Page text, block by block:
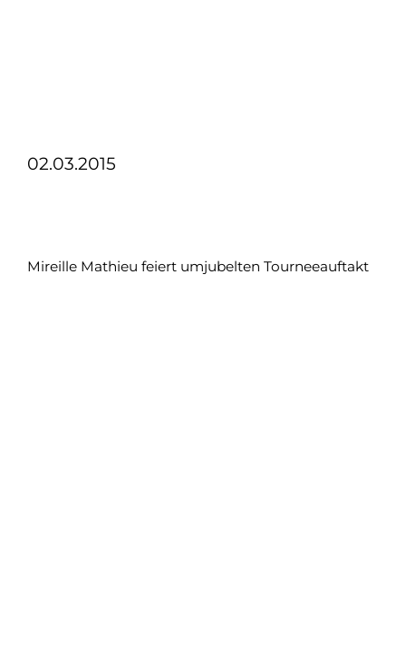
02.03.2015
Mireille Mathieu feiert umjubelten Tourneeauftakt